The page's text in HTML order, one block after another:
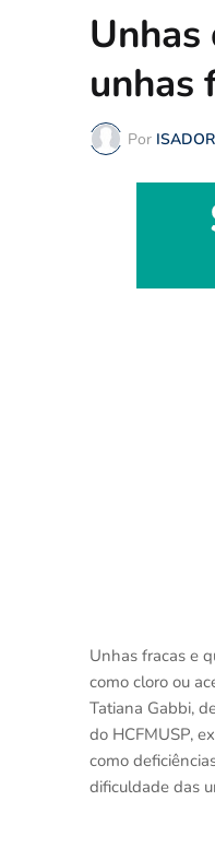
unhas
Por
Unhas fracas e
como cloro ou
Tatiana Gabbi,
do HCFMUSP,
como
dificuldade das